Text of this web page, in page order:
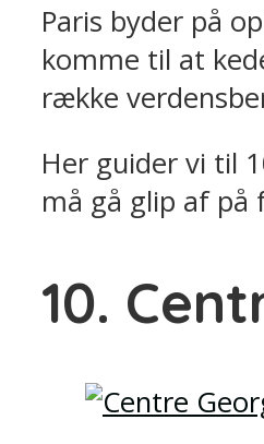
Paris byder på
komme til at
række
Her guider vi til
må gå glip af på
10.